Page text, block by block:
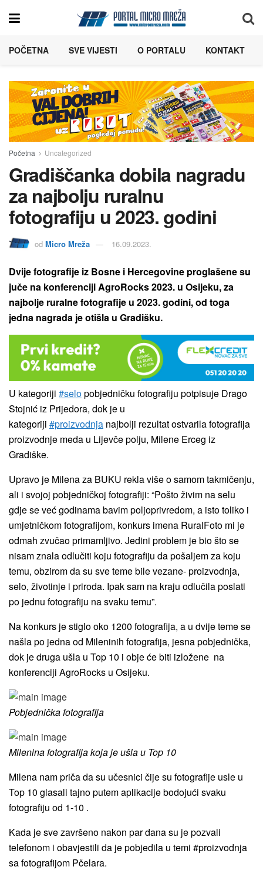
POČETNA SVE VIJESTI O PORTALU KONTAKT
Početna Uncategorized
Gradiščanka dobila nagradu
za najbolju ruralnu
fotografiju u 2023. godini
od Micro Mreža 16.09.2023.
Dvije fotografije iz Bosne i Hercegovine proglašene su
juče na konferenciji AgroRocks 2023. u Osijeku, za
najbolje ruralne fotografije u 2023. godini, od toga
jedna nagrada je otišla u Gradišku.
U kategoriji #selopobjedničku fotografiju potpisuje Drago
Stojnić iz Prijedora, dok je u
kategoriji #proizvodnja najbolji rezultat ostvarila fotografija
proizvodnje meda u Lijevče polju, Milene Erceg iz
Gradiške.
Upravo je Milena za BUKU rekla više o samom takmičenju,
ali i svojoj pobjedničkoj fotografiji: “Pošto živim na selu
gdje se već godinama bavim poljoprivredom, a isto toliko i
umjetničkom fotografijom, konkurs imena RuralFoto mi je
odmah zvučao primamljivo. Jedini problem je bio što se
nisam znala odlučiti koju fotografiju da pošaljem za koju
temu, obzirom da su sve teme bile vezane- proizvodnja,
selo, životinje i priroda. Ipak sam na kraju odlučila poslati
po jednu fotografiju na svaku temu”.
Na konkurs je stiglo oko 1200 fotografija, a u dvije teme se
našla po jedna od Mileninih fotografija, jesna pobjednička,
dok je druga ušla u Top 10 i obje će biti izložene na
konferenciji AgroRocks u Osijeku.
Pobjednička fotografija
Milenina fotografija koja je ušla u Top 10
Milena nam priča da su učesnici čije su fotografije usle u
Top 10 glasali tajno putem aplikacije bodojući svaku
fotografiju od 1-10 .
Kada je sve završeno nakon par dana su je pozvali
telefonom i obavjestili da je pobjedila u temi #proizvodnja
sa fotografijom Pčelara.